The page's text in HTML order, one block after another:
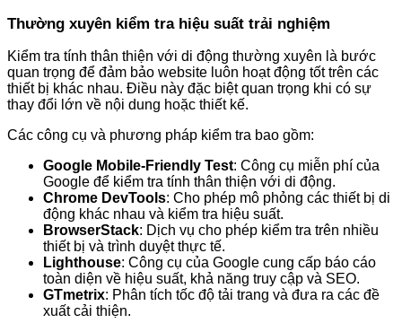
Thường xuyên kiểm tra hiệu suất trải nghiệm
Kiểm tra tính thân thiện với di động thường xuyên là bước
quan trọng để đảm bảo website luôn hoạt động tốt trên các
thiết bị khác nhau. Điều này đặc biệt quan trọng khi có sự
thay đổi lớn về nội dung hoặc thiết kế.
Các công cụ và phương pháp kiểm tra bao gồm:
Google Mobile-Friendly Test: Công cụ miễn phí của
Google để kiểm tra tính thân thiện với di động.
Chrome DevTools: Cho phép mô phỏng các thiết bị di
động khác nhau và kiểm tra hiệu suất.
BrowserStack: Dịch vụ cho phép kiểm tra trên nhiều
thiết bị và trình duyệt thực tế.
Lighthouse: Công cụ của Google cung cấp báo cáo
toàn diện về hiệu suất, khả năng truy cập và SEO.
GTmetrix: Phân tích tốc độ tải trang và đưa ra các đề
xuất cải thiện.